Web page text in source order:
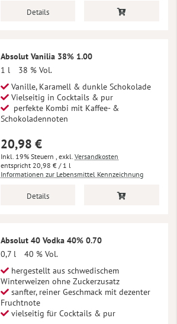
Details
Absolut Vanilia 38% 1.00
1 l
38 % Vol.
Vanille, Karamell & dunkle Schokolade
Vielseitig in Cocktails & pur
perfekte Kombi mit Kaffee- &
Schokoladennoten
20,98 €
Inkl. 19% Steuern , exkl. Versandkosten
20,98 € / 1 l
Informationen zur Lebensmittel Kennzeichnung
Details
Absolut 40 Vodka 40% 0.70
0,7 l
40 % Vol.
hergestellt aus schwedischem
Winterweizen ohne Zuckerzusatz
sanfter, reiner Geschmack mit dezenter
Fruchtnote
vielseitig für Cocktails & pur